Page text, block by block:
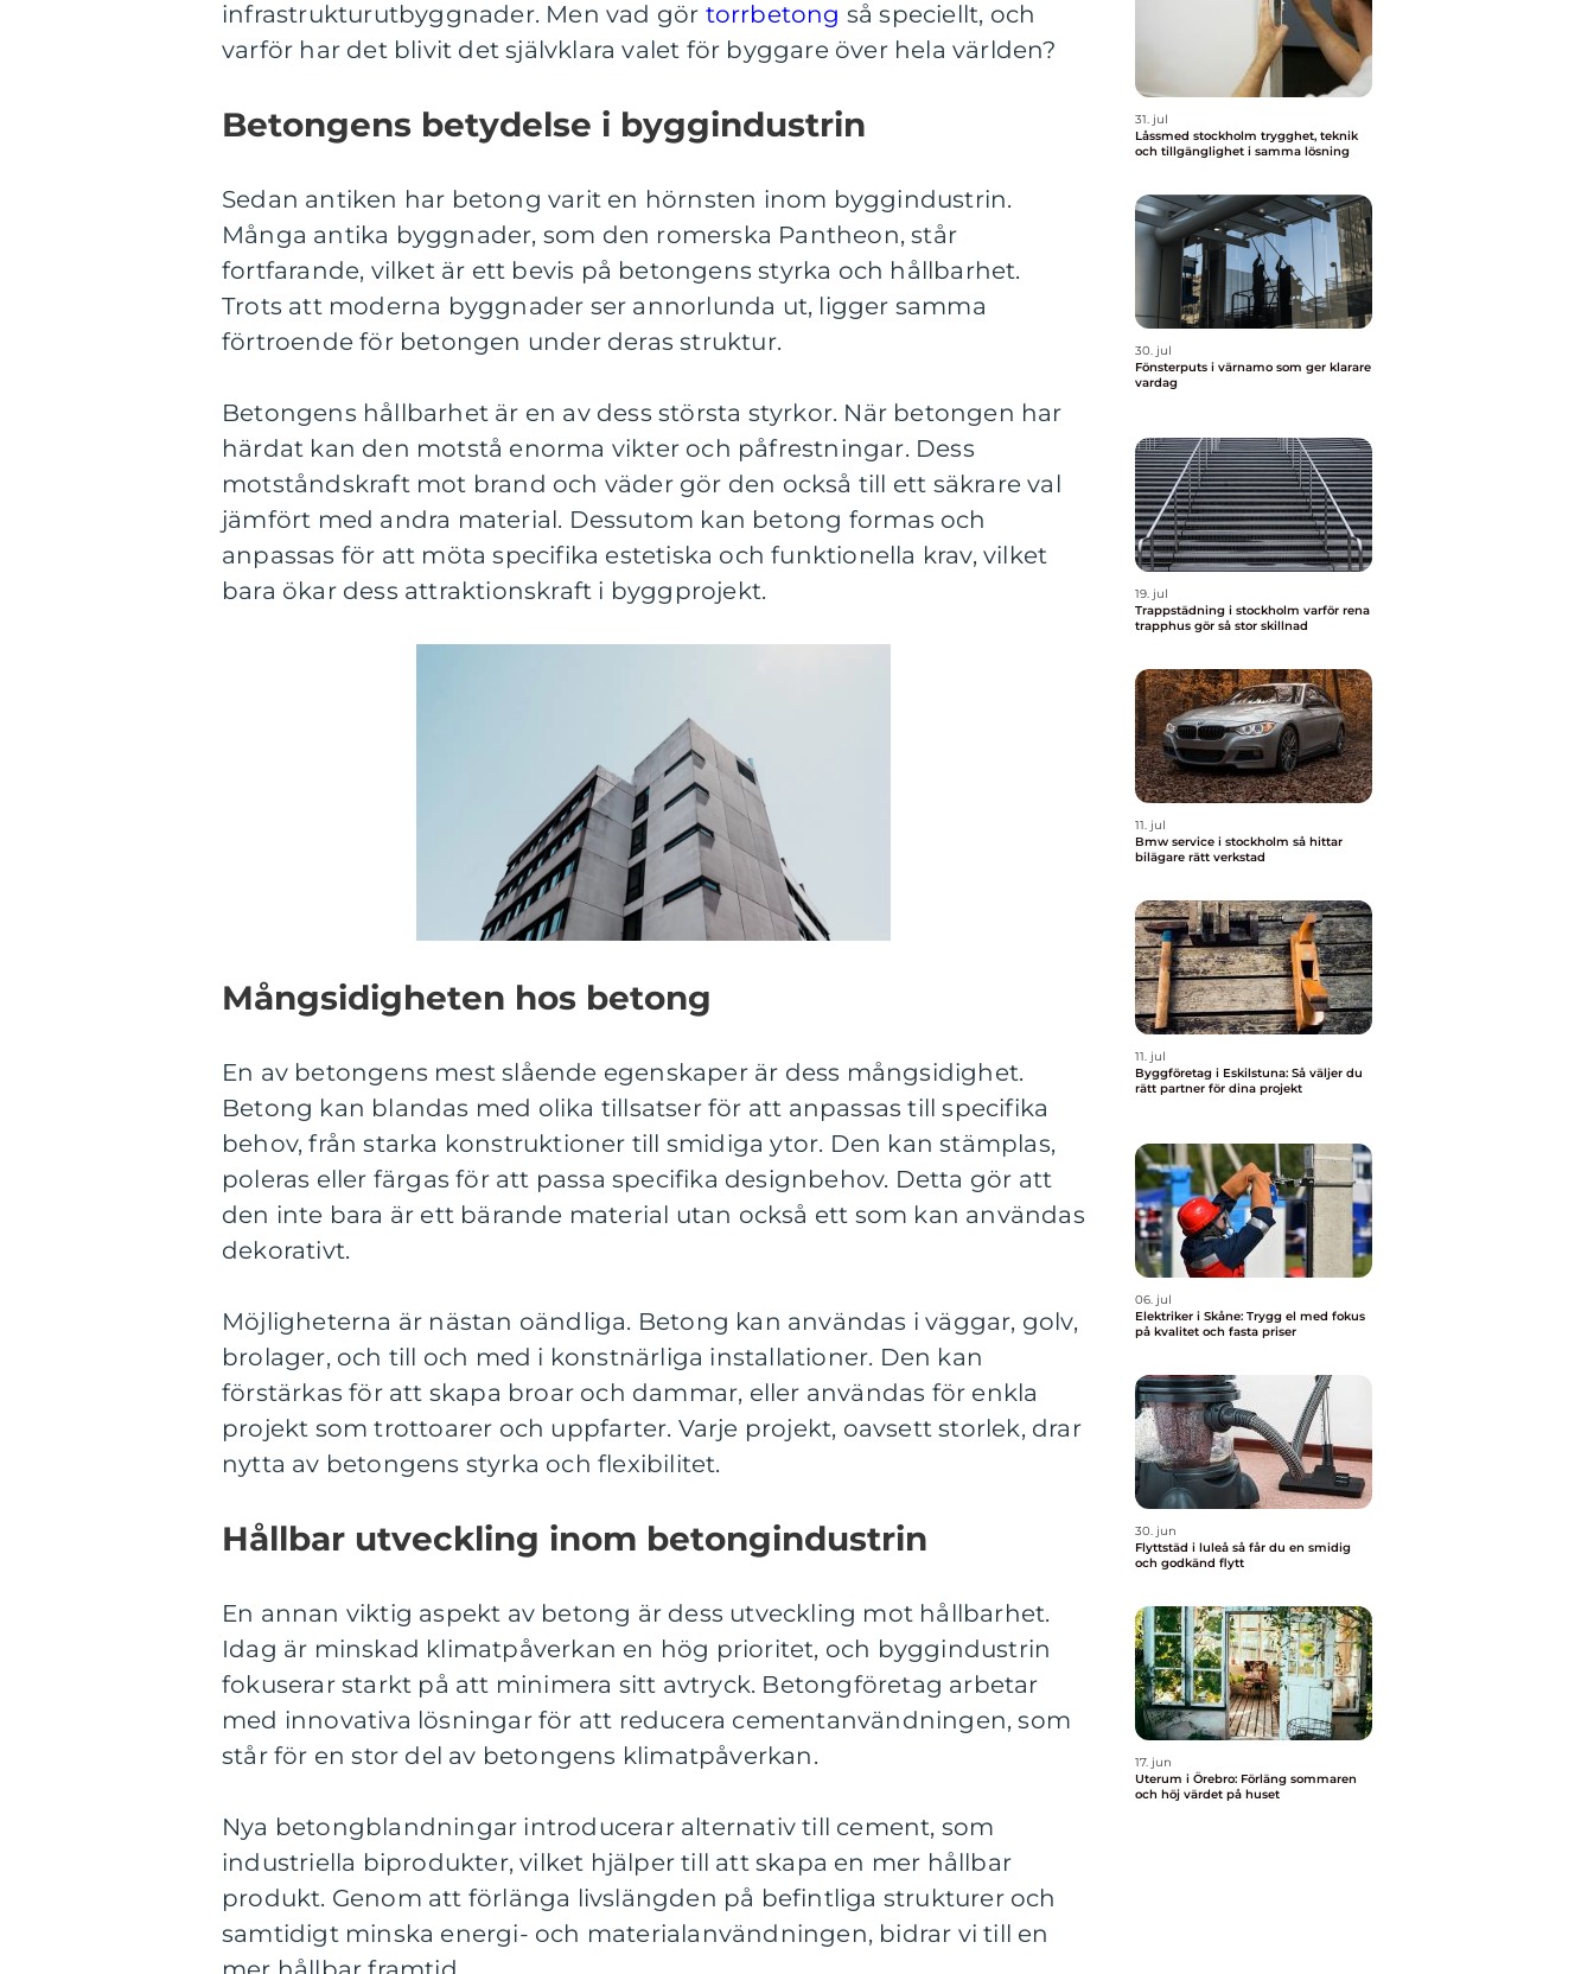
infrastrukturutbyggnader. Men vad gör torrbetong så speciellt, och
varför har det blivit det självklara valet för byggare över hela världen?
Betongens betydelse i byggindustrin
Sedan antiken har betong varit en hörnsten inom byggindustrin.
Många antika byggnader, som den romerska Pantheon, står
fortfarande, vilket är ett bevis på betongens styrka och hållbarhet.
Trots att moderna byggnader ser annorlunda ut, ligger samma
förtroende för betongen under deras struktur.
Betongens hållbarhet är en av dess största styrkor. När betongen har
härdat kan den motstå enorma vikter och påfrestningar. Dess
motståndskraft mot brand och väder gör den också till ett säkrare val
jämfört med andra material. Dessutom kan betong formas och
anpassas för att möta specifika estetiska och funktionella krav, vilket
bara ökar dess attraktionskraft i byggprojekt.
Mångsidigheten hos betong
En av betongens mest slående egenskaper är dess mångsidighet.
Betong kan blandas med olika tillsatser för att anpassas till specifika
behov, från starka konstruktioner till smidiga ytor. Den kan stämplas,
poleras eller färgas för att passa specifika designbehov. Detta gör att
den inte bara är ett bärande material utan också ett som kan användas
dekorativt.
Möjligheterna är nästan oändliga. Betong kan användas i väggar, golv,
brolager, och till och med i konstnärliga installationer. Den kan
förstärkas för att skapa broar och dammar, eller användas för enkla
projekt som trottoarer och uppfarter. Varje projekt, oavsett storlek, drar
nytta av betongens styrka och flexibilitet.
Hållbar utveckling inom betongindustrin
En annan viktig aspekt av betong är dess utveckling mot hållbarhet.
Idag är minskad klimatpåverkan en hög prioritet, och byggindustrin
fokuserar starkt på att minimera sitt avtryck. Betongföretag arbetar
med innovativa lösningar för att reducera cementanvändningen, som
står för en stor del av betongens klimatpåverkan.
Nya betongblandningar introducerar alternativ till cement, som
industriella biprodukter, vilket hjälper till att skapa en mer hållbar
produkt. Genom att förlänga livslängden på befintliga strukturer och
samtidigt minska energi- och materialanvändningen, bidrar vi till en
31. jul
Låssmed stockholm trygghet, teknik
och tillgänglighet i samma lösning
30. jul
Fönsterputs i värnamo som ger klarare
vardag
19. jul
Trappstädning i stockholm varför rena
trapphus gör så stor skillnad
11. jul
Bmw service i stockholm så hittar
bilägare rätt verkstad
11. jul
Byggföretag i Eskilstuna: Så väljer du
rätt partner för dina projekt
06. jul
Elektriker i Skåne: Trygg el med fokus
på kvalitet och fasta priser
30. jun
Flyttstäd i luleå så får du en smidig
och godkänd flytt
17. jun
Uterum i Örebro: Förläng sommaren
och höj värdet på huset